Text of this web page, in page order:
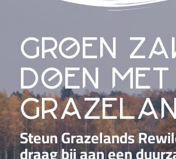
groen
doen met
Steun Grazelands